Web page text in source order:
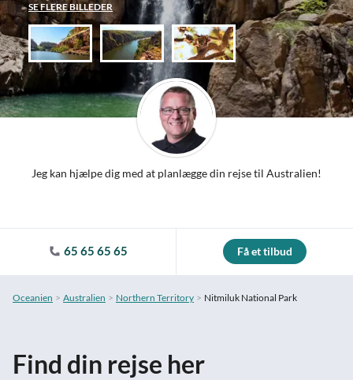
SE FLERE BILLEDER
Jeg kan hjælpe dig med at planlægge din rejse til Australien!
65 65 65 65 Få et tilbud
Oceanien Australien Northern Territory Nitmiluk National Park
Find din rejse her